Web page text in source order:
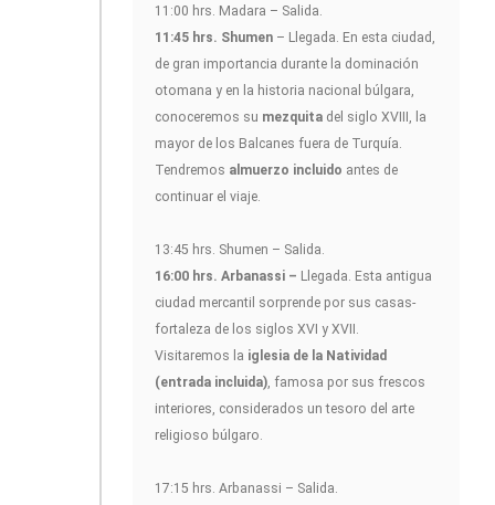
11:00 hrs. Madara – Salida.
11:45 hrs. Shumen – Llegada. En esta ciudad,
de gran importancia durante la dominación
otomana y en la historia nacional búlgara,
conoceremos su mezquita del siglo XVIII, la
mayor de los Balcanes fuera de Turquía.
Tendremos almuerzo incluido antes de
continuar el viaje.
13:45 hrs. Shumen – Salida.
16:00 hrs. Arbanassi – Llegada. Esta antigua
ciudad mercantil sorprende por sus casas-
fortaleza de los siglos XVI y XVII.
Visitaremos la iglesia de la Natividad
(entrada incluida) , famosa por sus frescos
interiores, considerados un tesoro del arte
religioso búlgaro.
17:15 hrs. Arbanassi – Salida.